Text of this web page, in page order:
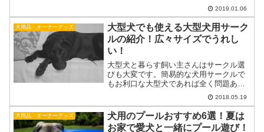
つとしてペットの位牌を作るという選択
肢があります。位牌と聞くと人間のよう
な仏壇に置いておく黒塗り...
2019.01.06
犬用品・オーナーグッズ
大型犬でも使える大型犬用サーク
ルの紹介！広々サイズでうれし
い！
大型犬と暮らす飼い主さんはサークル選
びも大変です。簡易的な犬用サークルで
もお利口な大型犬であれば全く問題あり
ませんが、パピーや、やんちゃで活動量
の多い犬では、小型犬や中型犬が使う低
いサークルだと元気に飛び出してしまう
こともあります。今回は大...
2018.05.19
犬用品・オーナーグッズ
犬用のプールおすすめ6選！夏は
お家で愛犬と一緒にプール遊び！